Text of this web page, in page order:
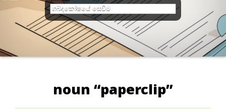
ව
ච
න
ය
හ
වී
noun “paperclip”